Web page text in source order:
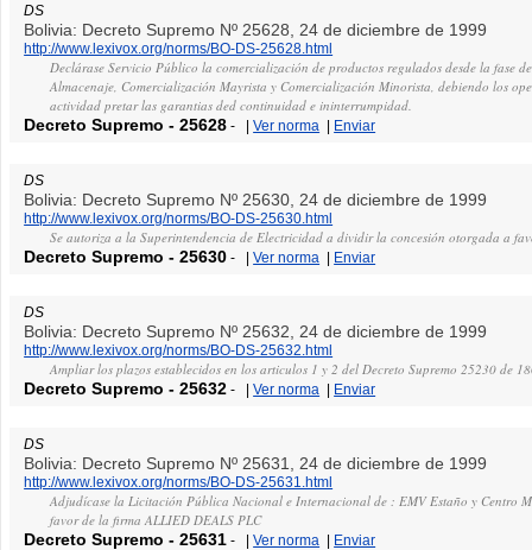
DS
Bolivia: Decreto Supremo Nº 25628, 24 de diciembre de 1999
http://www.lexivox.org/norms/BO-DS-25628.html
Declárase Servicio Público la comercialización de productos regulados desde la fase
Almacenaje, Comercialización Mayrista y Comercialización Minorista, debiendo los
actividad pretar las garantias ded continuidad e ininterrumpidad.
Decreto Supremo -25628 - |Ver norma | Enviar
DS
Bolivia: Decreto Supremo Nº 25630, 24 de diciembre de 1999
http://www.lexivox.org/norms/BO-DS-25630.html
Se autoriza a la Superintendencia de Electricidad a dividir la concesión otorgada a
Decreto Supremo -25630 - |Ver norma | Enviar
DS
Bolivia: Decreto Supremo Nº 25632, 24 de diciembre de 1999
http://www.lexivox.org/norms/BO-DS-25632.html
Ampliar los plazos establecidos en los articulos 1 y 2 del Decreto Supremo 25230 de
Decreto Supremo -25632 - |Ver norma | Enviar
DS
Bolivia: Decreto Supremo Nº 25631, 24 de diciembre de 1999
http://www.lexivox.org/norms/BO-DS-25631.html
Adjudícase la Licitación Pública Nacional e Internacional de : EMV Estaño y Centro
favor de la firma ALLIED DEALS PLC
Decreto Supremo -25631 - |Ver norma | Enviar